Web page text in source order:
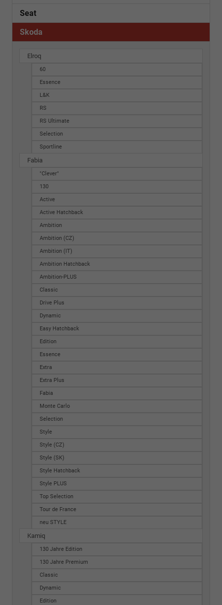
Seat
Skoda
Elroq
60
Essence
L&K
RS
RS Ultimate
Selection
Sportline
Fabia
"Clever"
130
Active
Active Hatchback
Ambition
Ambition (CZ)
Ambition (IT)
Ambition Hatchback
Ambition-PLUS
Classic
Drive Plus
Dynamic
Easy Hatchback
Edition
Essence
Extra
Extra Plus
Fabia
Monte Carlo
Selection
Style
Style (CZ)
Style (SK)
Style Hatchback
Style PLUS
Top Selection
Tour de France
neu STYLE
Kamiq
130 Jahre Edition
130 Jahre Premium
Classic
Dynamic
Edition